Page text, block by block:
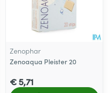
Zenophar
Zenoaqua Pleister 20
€ 5,71